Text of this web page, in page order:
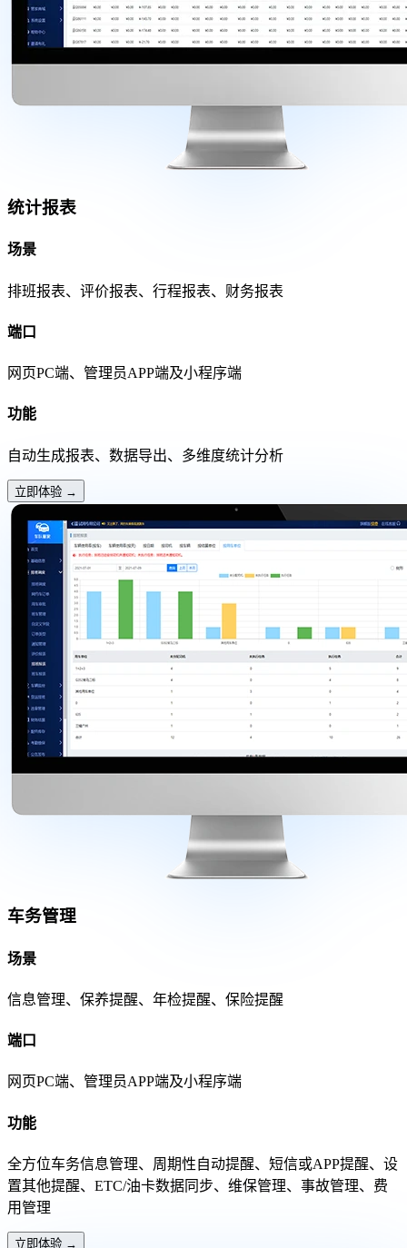
统计报表
场景
排班报表、评价报表、行程报表、财务报表
端口
网页PC端、管理员APP端及小程序端
功能
自动生成报表、数据导出、多维度统计分析
立即体验 →
车务管理
场景
信息管理、保养提醒、年检提醒、保险提醒
端口
网页PC端、管理员APP端及小程序端
功能
全方位车务信息管理、周期性自动提醒、短信或APP提醒、设
置其他提醒、ETC/油卡数据同步、维保管理、事故管理、费
用管理
立即体验 →